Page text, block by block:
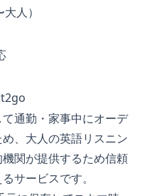
人）
通勤・家事中にオーデ
、大人の英語リスニン
関が提供するため信頼
サービスです。